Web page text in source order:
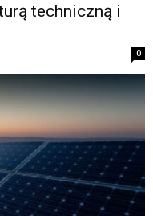
techniczną i
0